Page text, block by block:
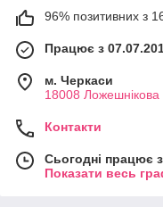
96% позитивних з
Працює з
м. Черкаси
18008 Ложешнікова
Контакти
Сьогодні працює
Показати весь